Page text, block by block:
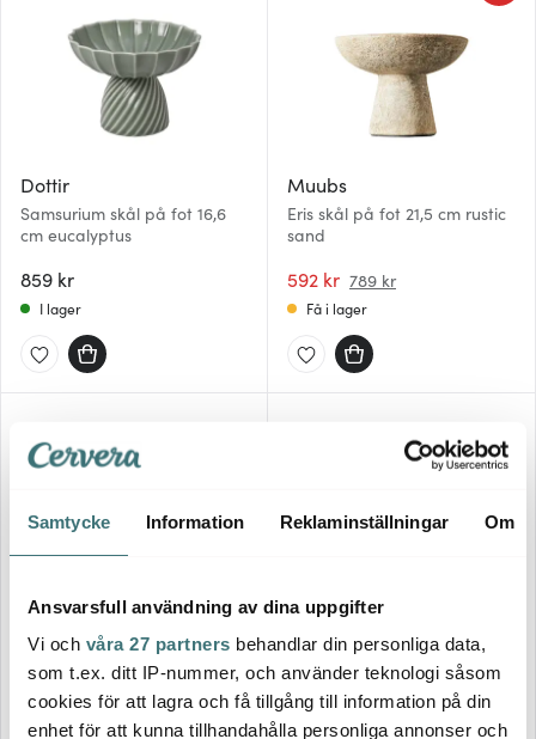
Samtycke Information Reklaminställningar Om
Ansvarsfull användning av dina uppgifter
Vi och våra 27 partners behandlar din personliga data,
som t.ex. ditt IP-nummer, och använder teknologi såsom
cookies för att lagra och få tillgång till information på din
enhet för att kunna tillhandahålla personliga annonser och
Dottir
Samsurium skål på fot 16,6
cm eucalyptus
859 kr
I lager
Muubs
Eris skål på fot 21,5 cm rustic
sand
592 kr 789 kr
Få i lager
Royal Copenhagen
Blue Fluted Mega Fat på fot
15 cm 80 cl
3229 kr
Rosendahl
Grand Cru Soft Skål/fot 4-
pack glas
349 kr